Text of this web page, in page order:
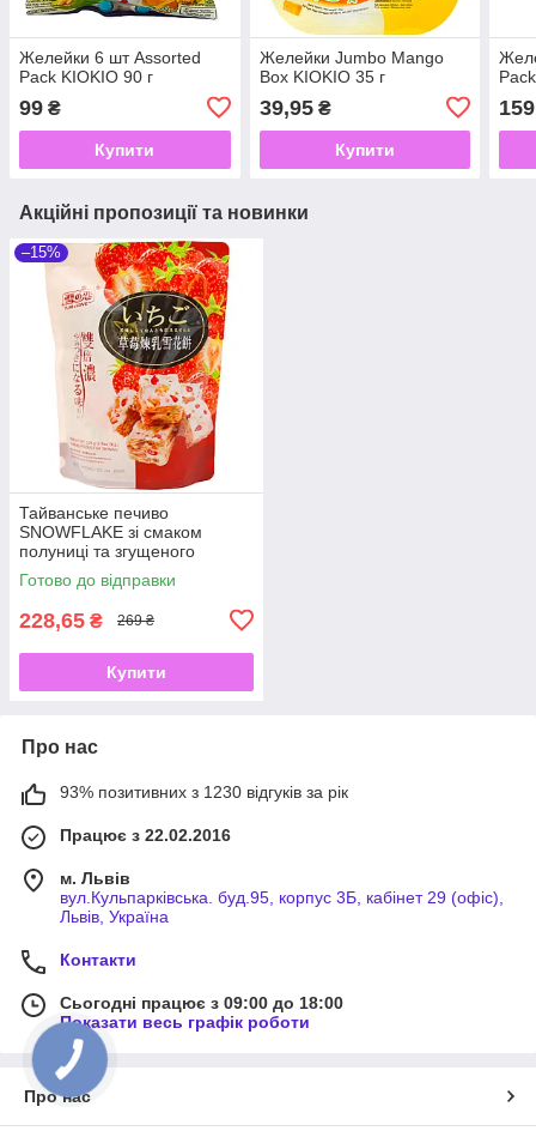
Желейки 6 шт Assorted
Pack KIOKIO 90 г
99 ₴
Купити
Желейки Jumbo Mango
Box KIOKIO 35 г
39,95₴
Купити
Акційні пропозиції та новинки
–15%
Тайванське печиво
SNOWFLAKE зі смаком
полуниці та згущеного
молока YUKI&LOVE 108 г
Готово до відправки
228,65 ₴ 269 ₴
Купити
Про нас
93% позитивних з 1230 відгуків за рік
Працює з 22.02.2016
м. Львів
вул.Кульпарківська. буд.95, корпус 3Б, кабінет 29 (офіс),
Львів, Україна
Контакти
Сьогодні працює з 09:00 до 18:00
Показати весь графік роботи
Про нас